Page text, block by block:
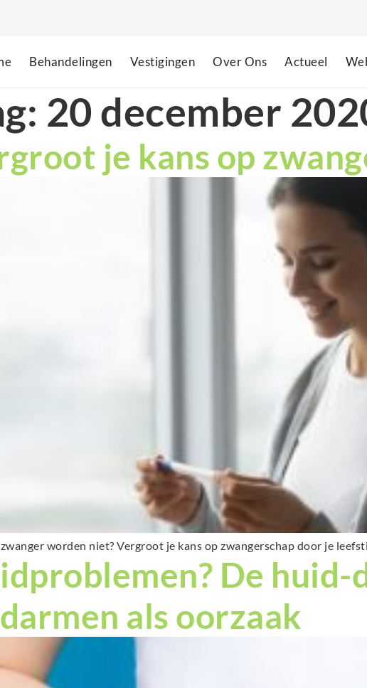
Behandelingen Vestigingen Over Ons Actueel
20 december
je kans op
worden niet? Vergroot je kans op zwangerschap door je
De huid-
als oorzaak